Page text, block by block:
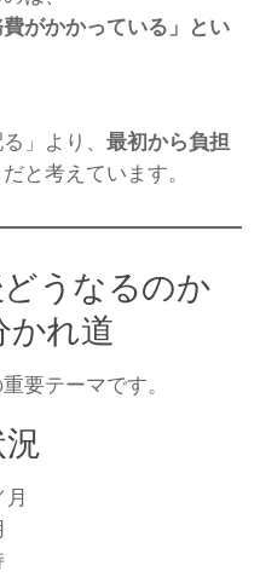
がかかっている」とい
」より、 最初から負担
と考えています。
うなるのか
かれ道
要テーマです。